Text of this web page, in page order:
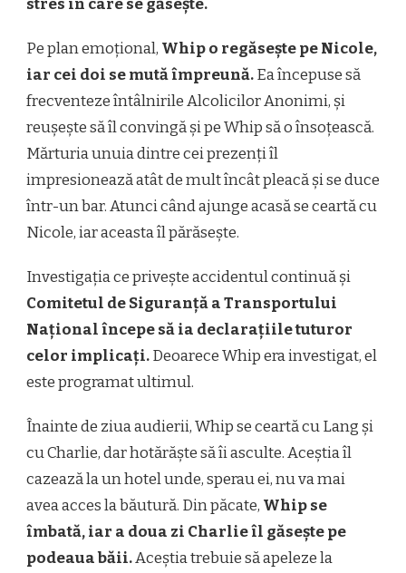
stres în care se găsește.
Pe plan emoțional, Whip o regăsește pe Nicole,
iar cei doi se mută împreună.Ea începuse să
frecventeze întâlnirile Alcolicilor Anonimi, și
reușește să îl convingă și pe Whip să o însoțească.
Mărturia unuia dintre cei prezenți îl
impresionează atât de mult încât pleacă și se duce
într-un bar. Atunci când ajunge acasă se ceartă cu
Nicole, iar aceasta îl părăsește.
Investigația ce privește accidentul continuă și
Comitetul de Siguranță a Transportului
Național începe să ia declarațiile tuturor
celor implicați.Deoarece Whip era investigat, el
este programat ultimul.
Înainte de ziua audierii, Whip se ceartă cu Lang și
cu Charlie, dar hotărăște să îi asculte. Aceștia îl
cazează la un hotel unde, sperau ei, nu va mai
avea acces la băutură. Din păcate, Whip se
îmbată, iar a doua zi Charlie îl găsește pe
podeaua băii.Aceștia trebuie să apeleze la